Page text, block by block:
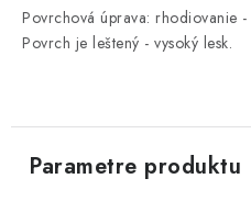
Povrchová úprava: rhodiovanie -
Povrch je leštený - vysoký lesk.
Parametre produktu